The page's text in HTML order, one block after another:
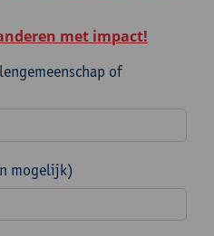
met impact!
of
mogelijk)